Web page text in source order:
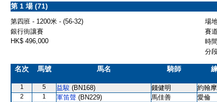
第 1 場 (71)
第四班 - 1200米 - (56-32) 場
銀行街讓賽
賽
HK$ 496,000
時
分
名次 馬號 馬名 騎師
1 5 益駿 (BN168) 錢健明 約翰
2
1 軍笛聲 (BN229) 馬佳善 愛倫